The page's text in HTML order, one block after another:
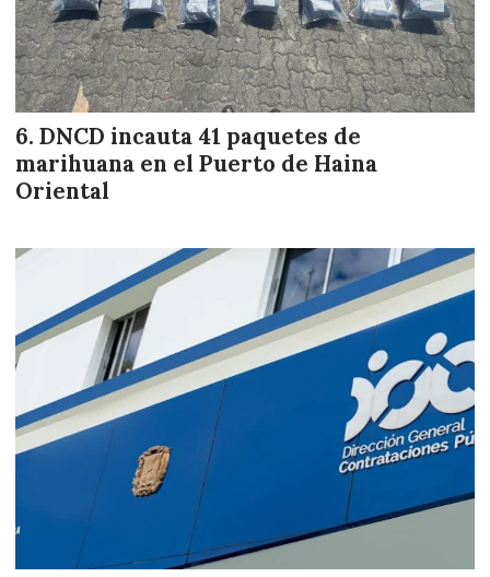
DNCD incauta 41 paquetes de
marihuana en el Puerto de Haina
Oriental